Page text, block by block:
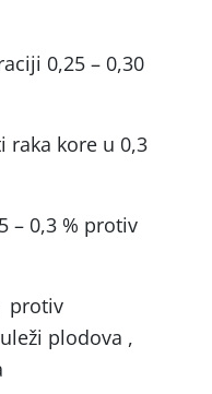
0,25 – 0,30
raka kore u 0,3
– 0,3 % protiv
protiv
plodova ,